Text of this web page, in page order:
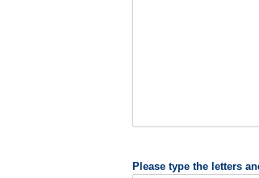
Please type the letters